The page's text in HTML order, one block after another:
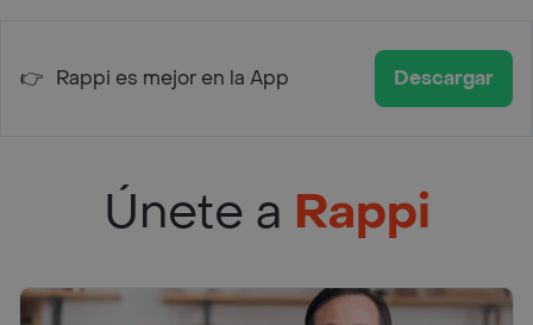
👉 Rappi es mejor en la App Descargar
Únete a Rappi